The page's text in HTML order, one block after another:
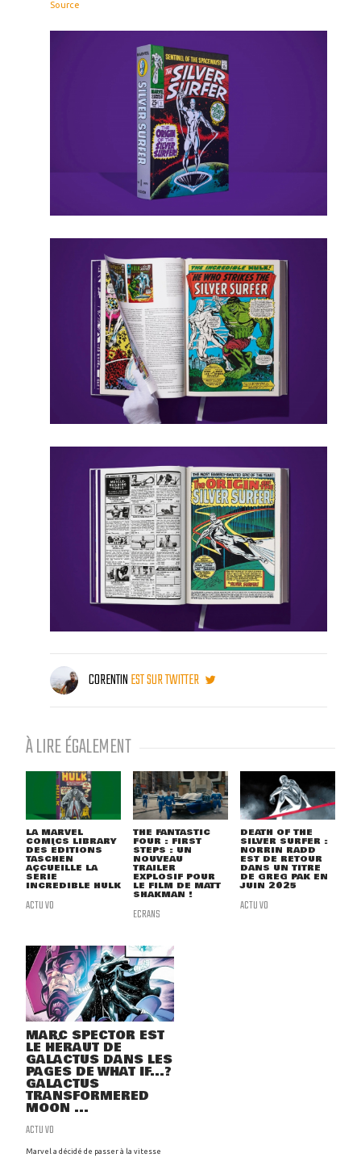
Source
CORENTINEST SUR TWITTER
À LIRE ÉGALEMENT
LA MARVEL
COMICS LIBRARY
DES ÉDITIONS
TASCHEN
ACCUEILLE LA
SÉRIE
INCREDIBLE HULK
ACTU VO
THE FANTASTIC
FOUR : FIRST
STEPS : UN
NOUVEAU
TRAILER
EXPLOSIF POUR
LE FILM DE MATT
SHAKMAN !
ECRANS
DEATH OF THE
SILVER SURFER :
NORRIN RADD
EST DE RETOUR
DANS UN TITRE
DE GREG PAK EN
JUIN 2025
ACTU VO
MARC SPECTOR EST
LE HÉRAUT DE
GALACTUS DANS LES
PAGES DE WHAT IF...?
GALACTUS
TRANSFORMERED
MOON ...
ACTU VO
Marvel a décidé de passer à la vitesse